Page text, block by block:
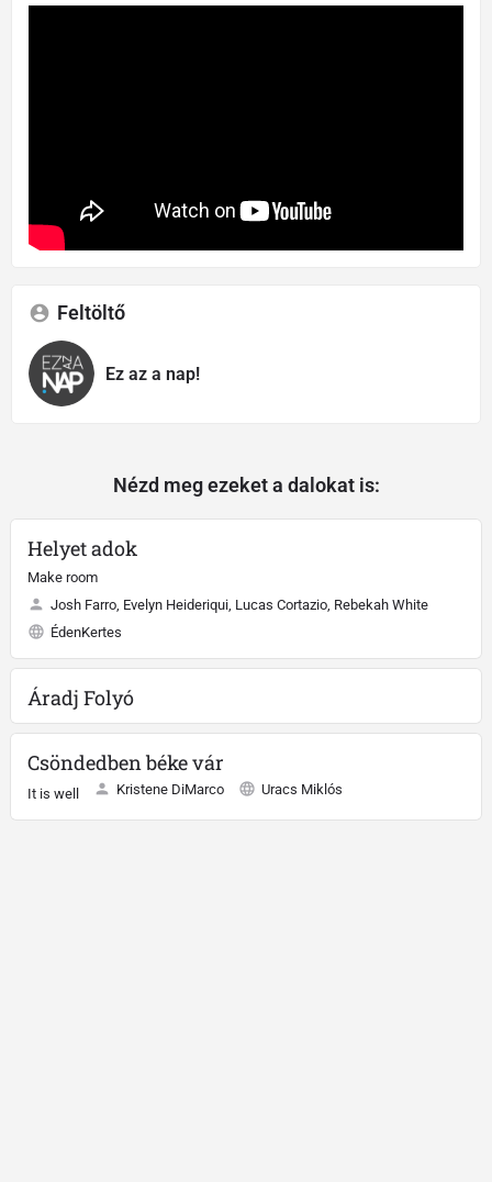
Feltöltő
Ez az a nap!
Nézd meg ezeket a dalokat is:
Helyet adok
Make room
Josh Farro, Evelyn Heideriqui, Lucas Cortazio, Rebekah White
ÉdenKertes
Áradj Folyó
Csöndedben béke vár
It is well Kristene DiMarco Uracs Miklós